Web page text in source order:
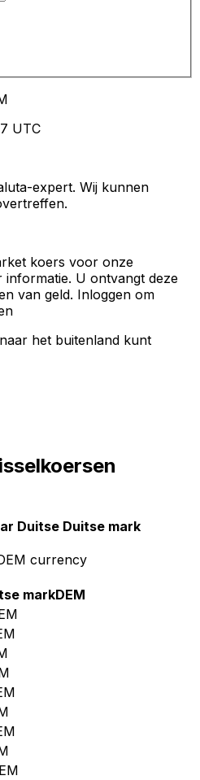
UTC
expert. Wij kunnen
koers voor onze
informatie. U ontvangt deze
van geld. Inloggen om
het buitenland kunt
Duitse Duitse mark
currency
markDEM